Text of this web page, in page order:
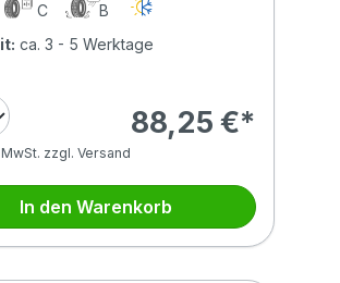
C
B
ca. 3 - 5 Werktage
88,25 €*
zzgl. Versand
In den Warenkorb